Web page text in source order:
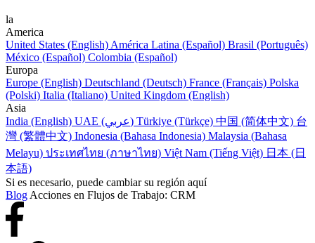
la
America
United States (English) América Latina (Español) Brasil (Português)
México (Español) Colombia (Español)
Europa
Europe (English) Deutschland (Deutsch) France (Français) Polska
(Polski) Italia (Italiano) United Kingdom (English)
Asia
India (English)
UAE (عربي) Türkiye (Türkçe) 中国 (简体中文) 台
灣 (繁體中文) Indonesia (Bahasa Indonesia) Malaysia (Bahasa
Melayu) ประเทศไทย (ภาษาไทย) Việt Nam (Tiếng Việt) 日本 (日
本語)
Si es necesario, puede cambiar su región aquí
Blog Acciones en Flujos de Trabajo: CRM